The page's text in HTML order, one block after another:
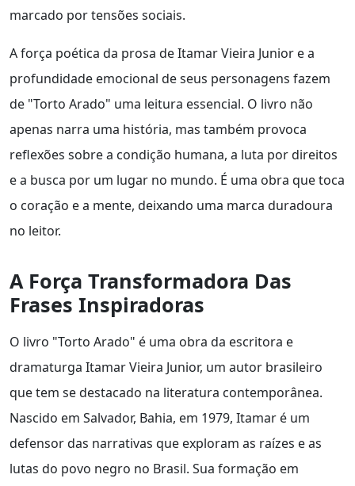
marcado por tensões sociais.
A força poética da prosa de Itamar Vieira Junior e a
profundidade emocional de seus personagens fazem
de "Torto Arado" uma leitura essencial. O livro não
apenas narra uma história, mas também provoca
reflexões sobre a condição humana, a luta por direitos
e a busca por um lugar no mundo. É uma obra que toca
o coração e a mente, deixando uma marca duradoura
no leitor.
A Força Transformadora Das
Frases Inspiradoras
O livro "Torto Arado" é uma obra da escritora e
dramaturga Itamar Vieira Junior, um autor brasileiro
que tem se destacado na literatura contemporânea.
Nascido em Salvador, Bahia, em 1979, Itamar é um
defensor das narrativas que exploram as raízes e as
lutas do povo negro no Brasil. Sua formação em